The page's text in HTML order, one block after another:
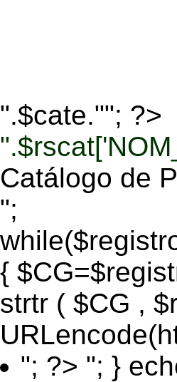
".$cate.""; ?>
Catálogo de
";
{
strtr ( $CG ,
"; ?> "; }